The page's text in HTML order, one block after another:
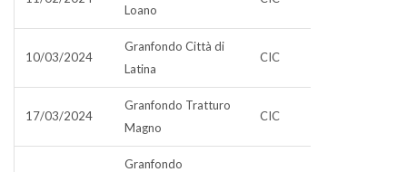
Loano
10/03/2024
Granfondo Città di
Latina
CIC
17/03/2024
Granfondo Tratturo
Magno
CIC
Granfondo